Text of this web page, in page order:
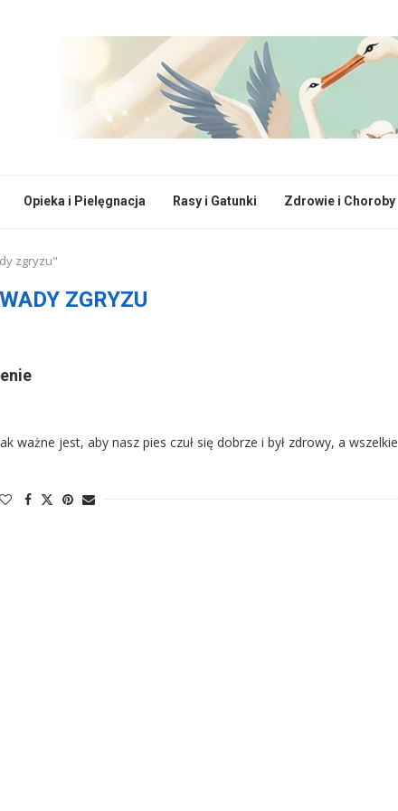
Opieka i Pielęgnacja Rasy i Gatunki Zdrowie i Choroby
zgryzu"
WADY ZGRYZU
ważne jest, aby nasz pies czuł się dobrze i był zdrowy, a wszelkie